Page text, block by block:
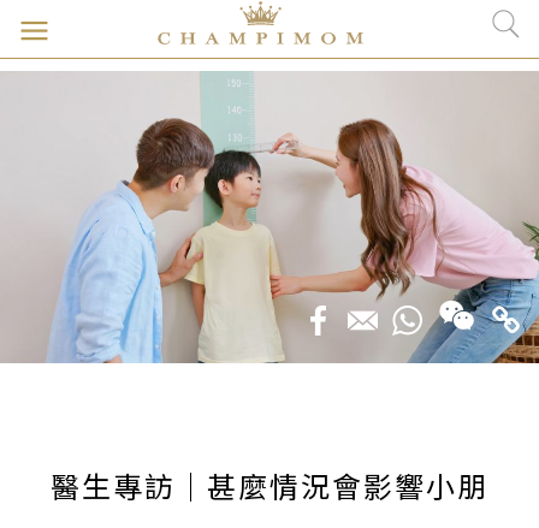
醫生專訪｜甚麼情況會影響小朋